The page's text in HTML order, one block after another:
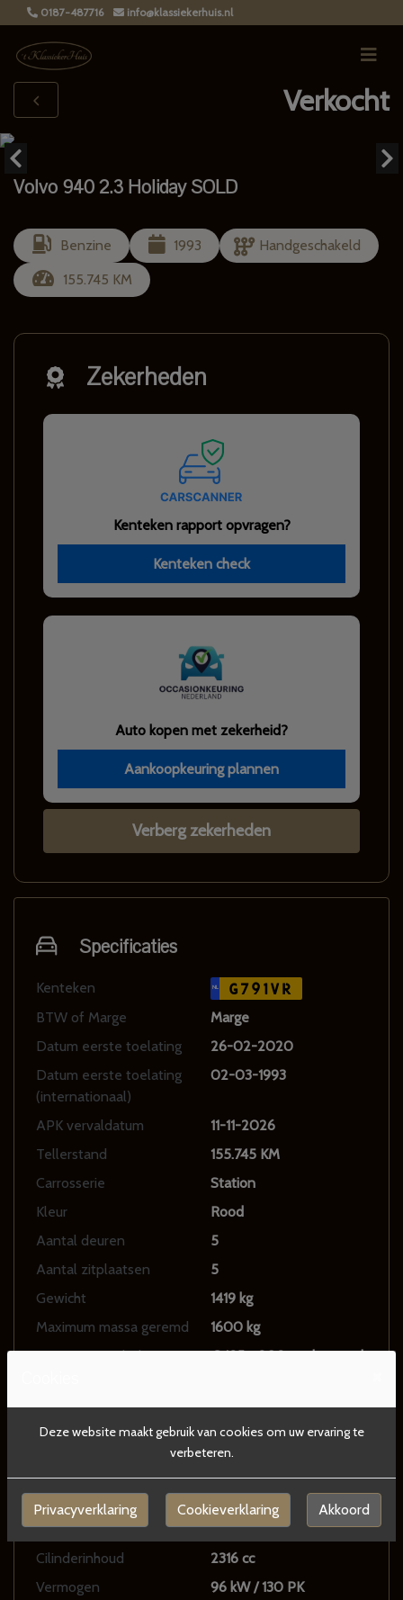
Deze website maakt gebruik van cookies om uw ervaring te
verbeteren.
Privacyverklaring Cookieverklaring Akkoord
0187-487716 info@klassiekerhuis.nl
Verkocht
Volvo 940 2.3 Holiday SOLD
Benzine 1993
Handgeschakeld
155.745 KM
Zekerheden
Kenteken rapport opvragen?
Kenteken check
Auto kopen met zekerheid?
Aankoopkeuring plannen
Verberg zekerheden
Specificaties
Kenteken NL G791VR
BTW of Marge
Marge
Datum eerste toelating
26-02-2020
Datum eerste toelating
(internationaal)
02-03-1993
APK vervaldatum
11-11-2026
Tellerstand
155.745 KM
Carrosserie
Station
Kleur
Rood
Aantal deuren
5
Aantal zitplaatsen
5
Gewicht
1419 kg
Maximum massa geremd
1600 kg
Motorrijtuigenbelasting
€ 185 - 208 per kwartaal
Motor en transmissie
Transmissie
Handgeschakeld
Aantal cilinders
4
Cilinderinhoud
2316 cc
Vermogen
96 kW / 130 PK